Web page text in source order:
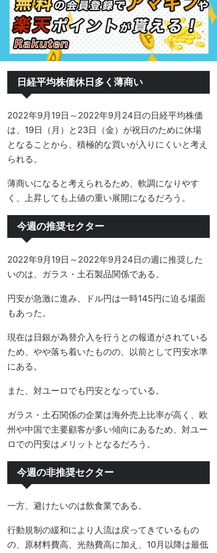
日経平均株価休日多く薄商い
2022年9月19日～2022年9月24日の日経平均株価
は、19日（月）と23日（金）が祝日のために休場
となることから、積極的な買いが入りにくいと考え
られる。
薄商いになると考えられるため、軟調になりやす
く、上昇しても上値の重い展開になるだろう。
今週の推奨セクター
2022年9月19日～2022年9月24日の週に推奨した
いのは、ガラス・土石製品関係である。
円安が急激に進み、ドル円は一時145円に迫る場面
もあった。
現在は日銀が為替介入を行うとの報道がされている
ため、やや落ち着いたものの、以前として円安水準
にある。
また、対ユーロでも円安となっている。
ガラス・土石関係の企業は海外売上比率が高く、欧
州や中国で主要顧客が多い傾向にあるため、対ユー
ロでの円安はメリットとなるだろう。
今週の非推奨セクター
一方、避けたいのは飲食業である。
行動規制の緩和により人流は戻ってきているもの
の、原材料費高、光熱費高に加え、10月以降は最低